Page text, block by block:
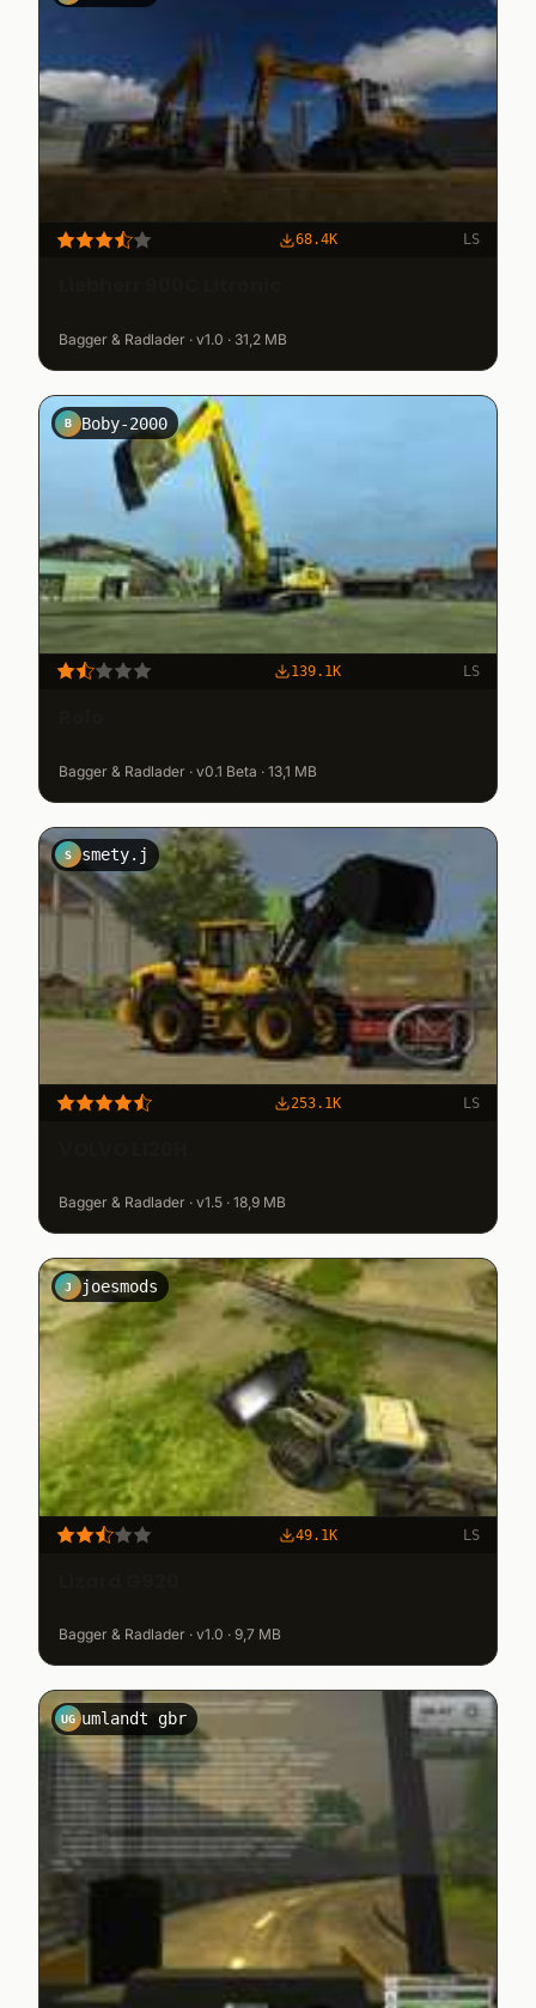
68.4K LS
Bagger & Radlader · v1.0 · 31,2 MB
B Boby-2000
139.1K LS
Bagger & Radlader · v0.1 Beta · 13,1 MB
S smety.j
253.1K LS
Bagger & Radlader · v1.5 · 18,9 MB
J joesmods
49.1K LS
Bagger & Radlader · v1.0 · 9,7 MB
UG umlandt gbr